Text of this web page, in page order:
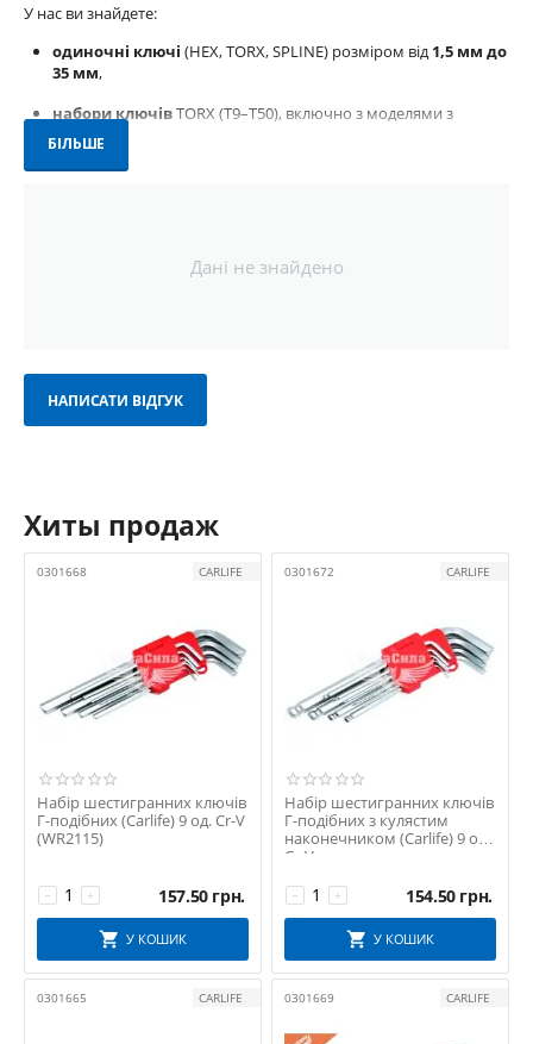
У нас ви знайдете:
одиночні ключі (HEX, TORX, SPLINE) розміром від1,5 мм до
35 мм,
набори ключівTORX (T9–T50), включно з моделями з
отвором,
ключі у формі
Ці ключі виготовлені зі зносостійкоїхром-ванадієвої сталі (Cr-
автомайстерень та професійного сервісу.
— допомога у виборі від досвідчених консультантів.
Замовляйте шестигранні ключі та набори для точного й
надійного ремонту вже сьогодні — зробіть правильний вибір
БІЛЬШЕ
Дані не знайдено
НАПИСАТИ ВІДГУК
Хиты продаж
0301668 CARLIFE
Набір шестигранних ключів
Г-подібних (Carlife) 9 од. Cr-V
(WR2115)
+
− 157.50 грн.
У КОШИК
0301672 CARLIFE
Набір шестигранних ключів
Г-подібних з кулястим
наконечником (Carlife) 9 од.
Cr-V
+
− 154.50 грн.
У КОШИК
0301665 CARLIFE 0301669 CARLIFE